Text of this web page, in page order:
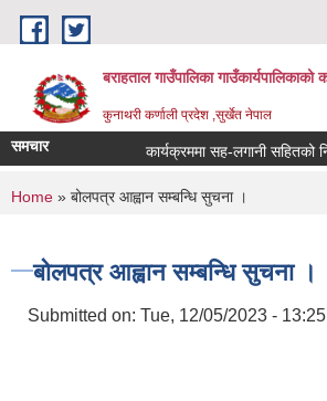
Skip to main content
बराहताल गाउँपालिका गाउँकार्यपालिकाको
कुनाथरी कर्णाली प्रदेश ,सुर्खेत नेपाल
समचार कार्यक्रममा सह-लगानी सहितको
You are here
Home » बोलपत्र आह्वान सम्बन्धि सुचना ।
बोलपत्र आह्वान सम्बन्धि सुचना ।
Submitted on: Tue, 12/05/2023 - 13:25